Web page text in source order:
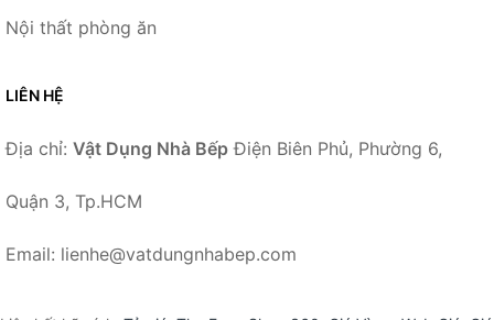
Nội thất phòng ăn
LIÊN HỆ
Địa chỉ: Vật Dụng Nhà Bếp Điện Biên Phủ, Phường 6,
Quận 3, Tp.HCM
Email: lienhe@vatdungnhabep.com